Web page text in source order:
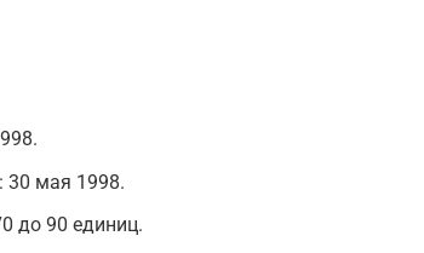
30 мая 1998.
до 90 единиц.